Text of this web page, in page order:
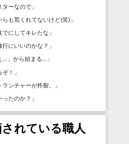
ターなので 」
らも荒くれてないけど(笑) 」
でにしてキレたな 」
にいいのかな？ 」
…」から始まる… 」
！ 」
ンチャーが炸裂。
」
ったのか？ 」
れている職人